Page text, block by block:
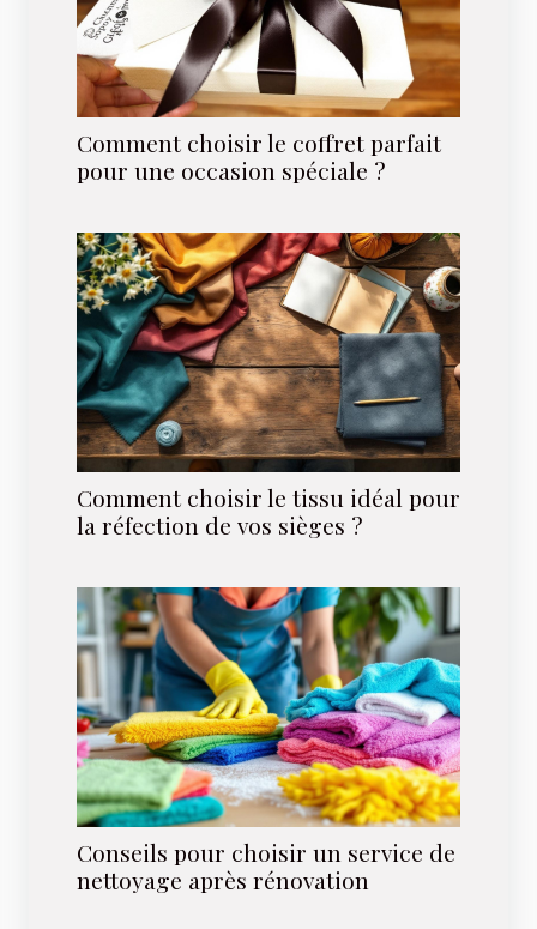
Comment choisir le coffret parfait
pour une occasion spéciale ?
Comment choisir le tissu idéal pour
la réfection de vos sièges ?
Conseils pour choisir un service de
nettoyage après rénovation